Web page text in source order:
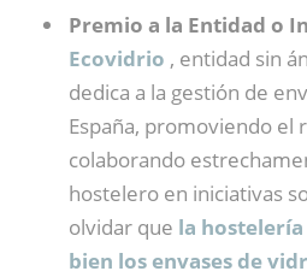
Premio a la Entidad o
Ecovidrio , entidad sin
dedica a la gestión de
España, promoviendo el
colaborando
hostelero en iniciativas
olvidar que la
bien los envases de